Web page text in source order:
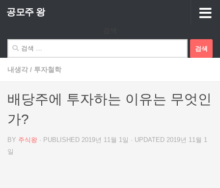
Skip to content
공모주 왕
색:
내생각 / 투자철학
배당주에 투자하는 이유는 무엇인
가?
BY 주식왕 · PUBLISHED 2019년 11월 1일 · UPDATED 2019년 11월 1
일